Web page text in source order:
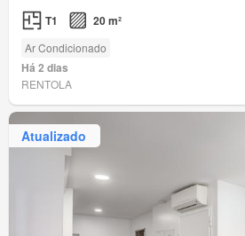
T1 20 m²
Ar Condicionado
Há 2 dias
RENTOLA
Atualizado